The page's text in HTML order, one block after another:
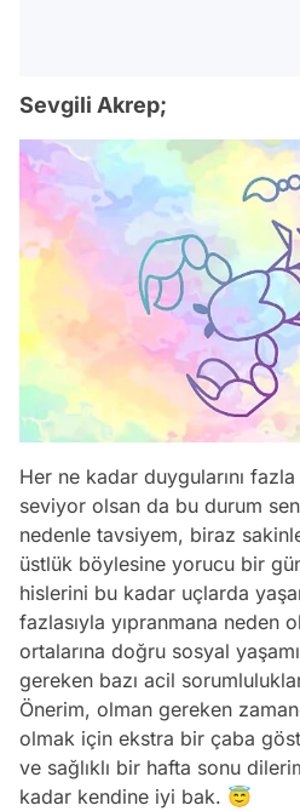
Sevgili Akrep;
Her ne kadar duygularını fazla
seviyor olsan da bu durum
nedenle tavsiyem, biraz
üstlük böylesine yorucu bir
hislerini bu kadar uçlarda
fazlasıyla yıpranmana neden
ortalarına doğru sosyal
gereken bazı acil
Önerim, olman gereken
olmak için ekstra bir çaba
ve sağlıklı bir hafta sonu
kadar kendine iyi bak. 😇